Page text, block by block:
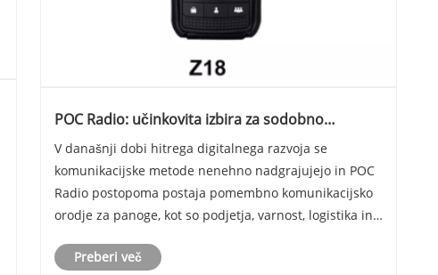
POC Radio: učinkovita izbira za sodobno
V današnji dobi hitrega digitalnega razvoja se
komunikacijske metode nenehno nadgrajujejo in POC
Radio postopoma postaja pomembno komunikacijsko
orodje za panoge, kot so podjetja, varnost, logistika in
tradicionalnimi interkom napravami, POC Radio ne
Preberi več